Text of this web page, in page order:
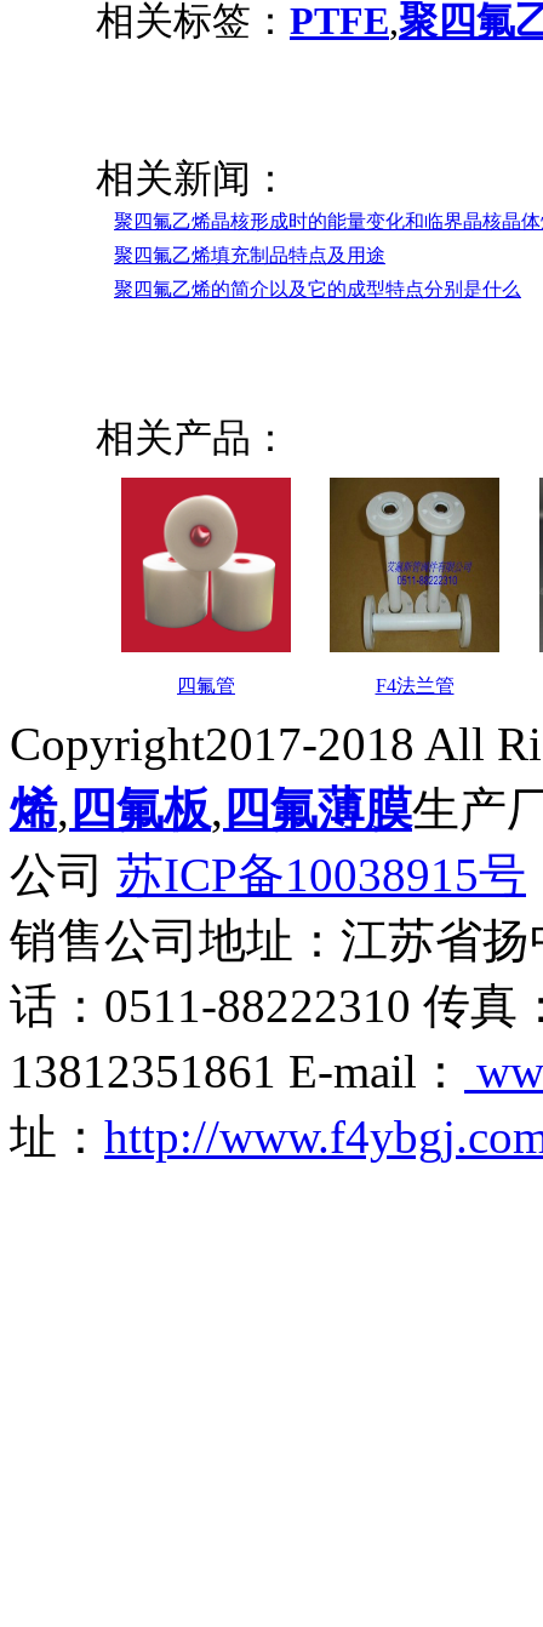
相关标签： PTFE,聚四氟
相关新闻：
聚四氟乙烯晶核形成时的能量变化和临界晶核晶
聚四氟乙烯填充制品特点及用途
聚四氟乙烯的简介以及它的成型特点分别是什么
相关产品：
四氟管 F4法兰管
Copyright2017-2018 All
烯, 四氟板, 四氟薄膜生产
公司 苏ICP备10038915号
销售公司地址：江苏省
话：0511-88222310 传真
13812351861 E-mail：
址： http://